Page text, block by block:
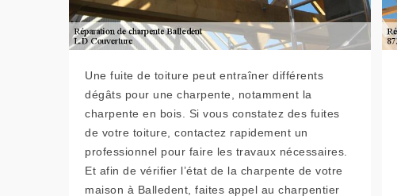
Une fuite de toiture peut entraîner différents
dégâts pour une charpente, notamment la
charpente en bois. Si vous constatez des fuites
de votre toiture, contactez rapidement un
professionnel pour faire les travaux nécessaires.
Et afin de vérifier l’état de la charpente de votre
maison à Balledent, faites appel au charpentier